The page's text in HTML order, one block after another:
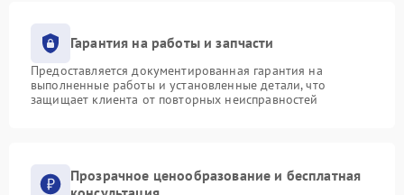
Гарантия на работы и запчасти
Предоставляется документированная гарантия на
выполненные работы и установленные детали, что
защищает клиента от повторных неисправностей
Прозрачное ценообразование и бесплатная